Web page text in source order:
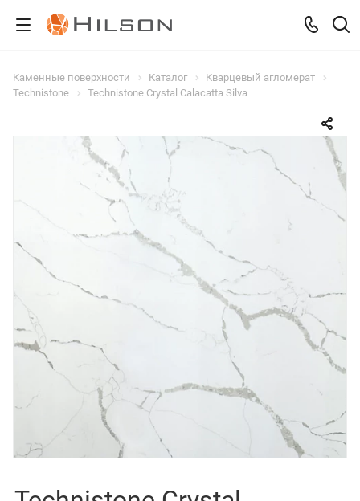
Каменные поверхности Каталог
Кварцевый агломерат
Technistone
Technistone Crystal Calacatta Silva